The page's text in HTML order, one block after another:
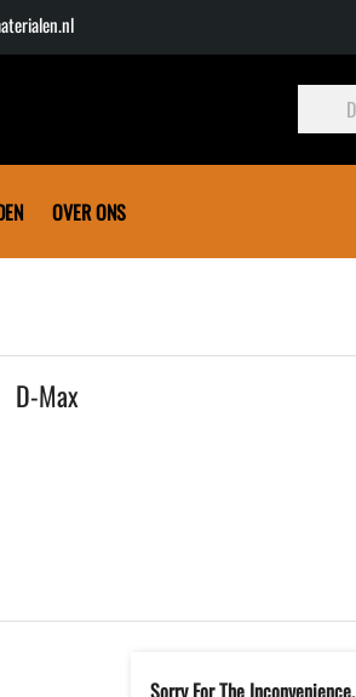
OVER ONS
D-Max
Sorry For The Inconvenience.